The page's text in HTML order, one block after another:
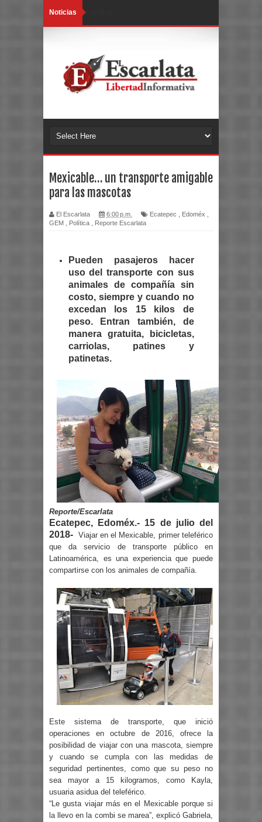
Noticias
Mexicable… un transporte amigable
para las mascotas
El Escarlata 6:00 p.m. Ecatepec Edoméx
GEM
Política Reporte Escarlata
Pueden pasajeros hacer
uso del transporte con sus
animales de compañía sin
costo, siempre y cuando no
excedan los 15 kilos de
peso. Entran también, de
manera gratuita, bicicletas,
carriolas, patines y
patinetas.
Reporte/Escarlata
Ecatepec, Edoméx.- 15 de julio del
2018- Viajar en el Mexicable, primer teleférico
que da servicio de transporte público en
Latinoamérica, es una experiencia que puede
compartirse con los animales de compañía.
Este sistema de transporte, que inició
operaciones en octubre de 2016, ofrece la
posibilidad de viajar con una mascota, siempre
y cuando se cumpla con las medidas de
seguridad pertinentes, como que su peso no
sea mayor a 15 kilogramos, como Kayla,
usuaria asidua del teleférico.
“Le gusta viajar más en el Mexicable porque si
la llevo en la combi se marea”, explicó Gabriela,